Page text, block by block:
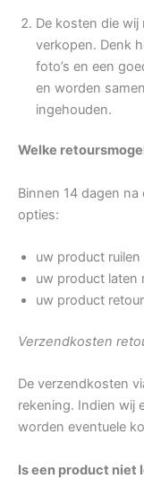
De kosten die
verkopen. Denk
foto’s en een
en worden
ingehouden.
Welke
Binnen 14 dagen
opties:
uw product
uw product laten
uw product
Verzendkosten
De verzendkosten
rekening. Indien wij
worden eventuele
Is een product niet